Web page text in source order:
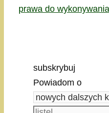
prawa do
subskrybuj
Powiadom o